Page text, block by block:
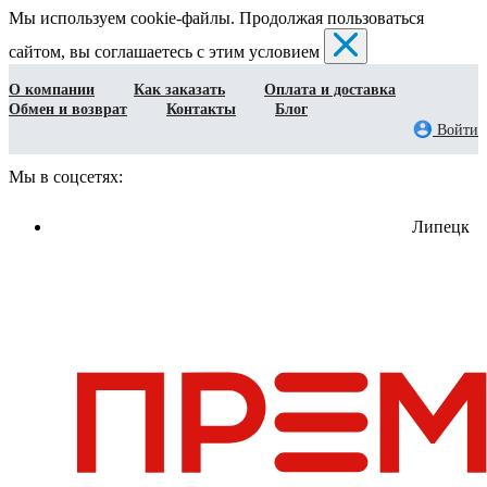
Мы используем cookie-файлы. Продолжая пользоваться
сайтом, вы соглашаетесь с этим условием
О компании Как заказать
Оплата и доставка
Обмен и возврат
Контакты
Блог
Войти
Мы в соцсетях:
Липецк